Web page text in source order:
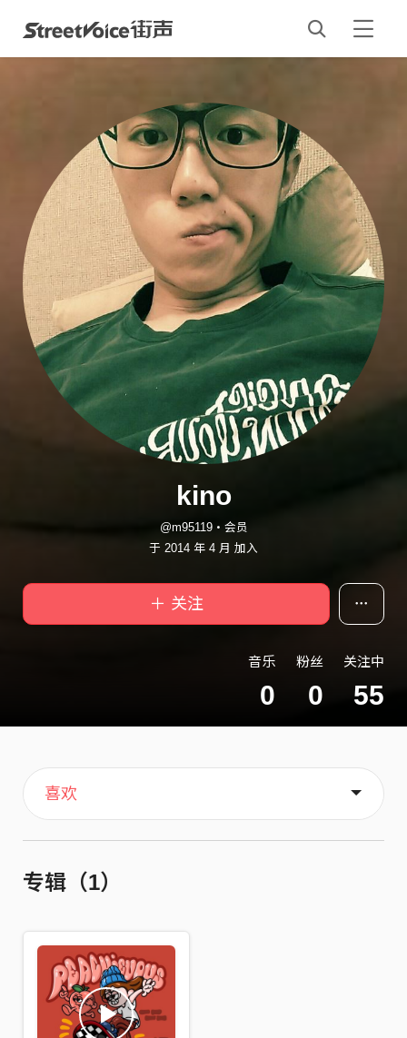
kino
@m95119・会员
于 2014 年 4 月 加入
＋ 关注
音乐
0
粉丝
0
关注中
55
主页
歌单
喜欢
关于
专辑（1）